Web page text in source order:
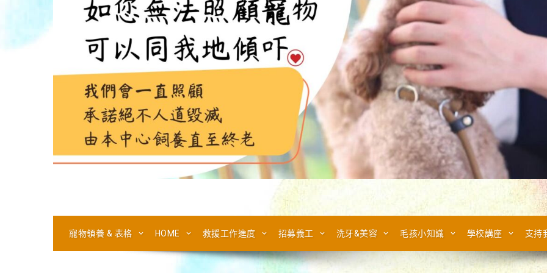
寵物領養 & 表格 HOME 救援工作進度 招募義工 洗牙&美容 毛孩小知識 學校講座 支持